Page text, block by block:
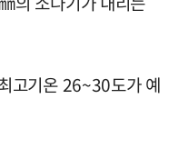
고기온 26~30도가 예